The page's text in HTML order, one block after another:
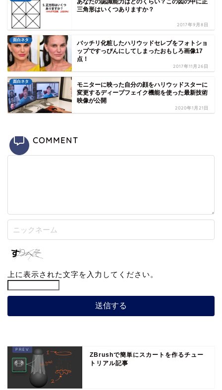
あなたの認識能力はどのくらい？この図の中に正
三角形はいくつありますか？
2017年9月8日
面白ネタ
バッチリ化粧したハリウッドセレブをフォトショ
ップですっぴんにしてしまったおもしろ画像17
点！
2017年11月26日
面白ネタ
モニターに映った自分の顔をハリウッドスターに
変更するディープフェイク機能を使った最新技術
映像が公開
2020年1月21日
COMMENT
上に表示された文字を入力してください。
ZBrushで簡単にスカートを作るチュー
トリアル記事